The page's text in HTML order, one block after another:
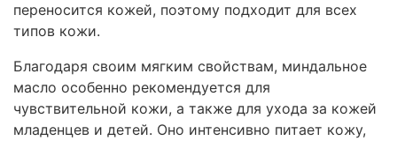
переносится кожей, поэтому подходит для всех
типов кожи.
Благодаря своим мягким свойствам, миндальное
масло особенно рекомендуется для
чувствительной кожи, а также для ухода за кожей
младенцев и детей. Оно интенсивно питает кожу,